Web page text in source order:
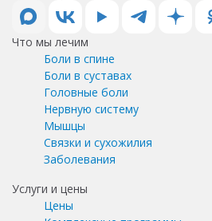
Что мы лечим
Боли в спине
Боли в суставах
Головные боли
Нервную систему
Мышцы
Связки и сухожилия
Заболевания
Услуги и цены
Цены